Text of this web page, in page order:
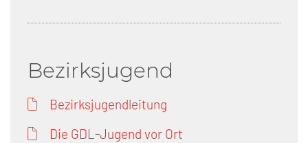
Bezirksjugend
Bezirksjugendleitung
Die GDL-Jugend vor Ort